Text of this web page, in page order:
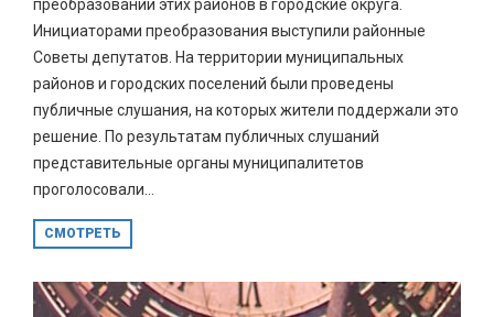
преобразовании этих районов в городские округа.
Инициаторами преобразования выступили районные
Советы депутатов. На территории муниципальных
районов и городских поселений были проведены
публичные слушания, на которых жители поддержали это
решение. По результатам публичных слушаний
представительные органы муниципалитетов
проголосовали...
СМОТРЕТЬ